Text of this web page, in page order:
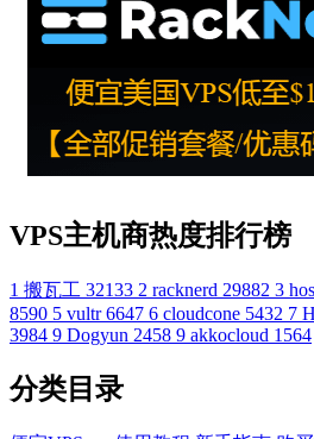
VPS主机商热度排行榜
1 搬瓦工 32133 2 racknerd 29882 3
8590 5 vultr 6647 6 cloudcone 5432 7
3984 9 Dogyun 2458 9 akkocloud 1564
分类目录